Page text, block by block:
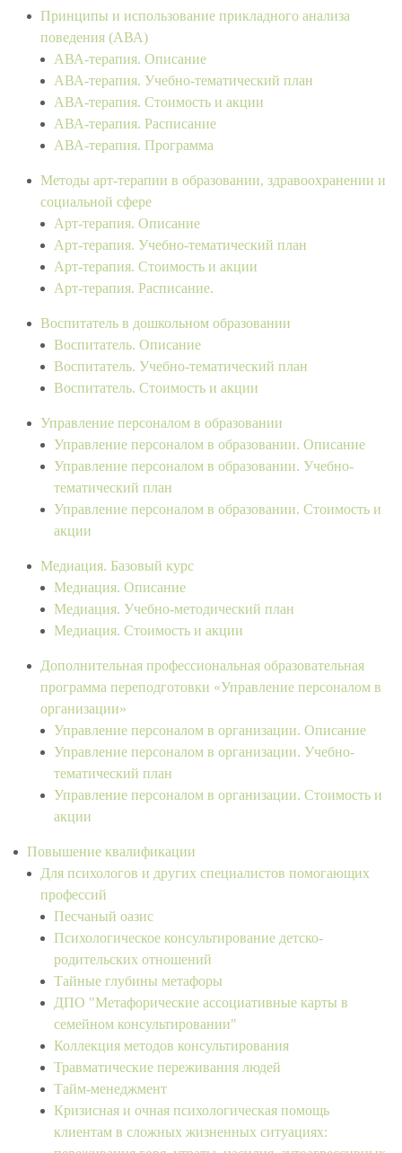
Принципы и использование прикладного анализа
поведения (АВА)
АВА-терапия. Описание
АВА-терапия. Учебно-тематический план
АВА-терапия. Стоимость и акции
АВА-терапия. Расписание
АВА-терапия. Программа
Методы арт-терапии в образовании, здравоохранении и
социальной сфере
Арт-терапия. Описание
Арт-терапия. Учебно-тематический план
Арт-терапия. Стоимость и акции
Арт-терапия. Расписание.
Воспитатель в дошкольном образовании
Воспитатель. Описание
Воспитатель. Учебно-тематический план
Воспитатель. Стоимость и акции
Управление персоналом в образовании
Управление персоналом в образовании. Описание
Управление персоналом в образовании. Учебно-
тематический план
Управление персоналом в образовании. Стоимость и
акции
Медиация. Базовый курс
Медиация. Описание
Медиация. Учебно-методический план
Медиация. Стоимость и акции
Дополнительная профессиональная образовательная
программа переподготовки «Управление персоналом в
организации»
Управление персоналом в организации. Описание
Управление персоналом в организации. Учебно-
тематический план
Управление персоналом в организации. Стоимость и
акции
Повышение квалификации
Для психологов и других специалистов помогающих
профессий
Песчаный оазис
Психологическое консультирование детско-
родительских отношений
Тайные глубины метафоры
ДПО "Метафорические ассоциативные карты в
семейном консультировании"
Коллекция методов консультирования
Травматические переживания людей
Тайм-менеджмент
Кризисная и очная психологическая помощь
клиентам в сложных жизненных ситуациях: